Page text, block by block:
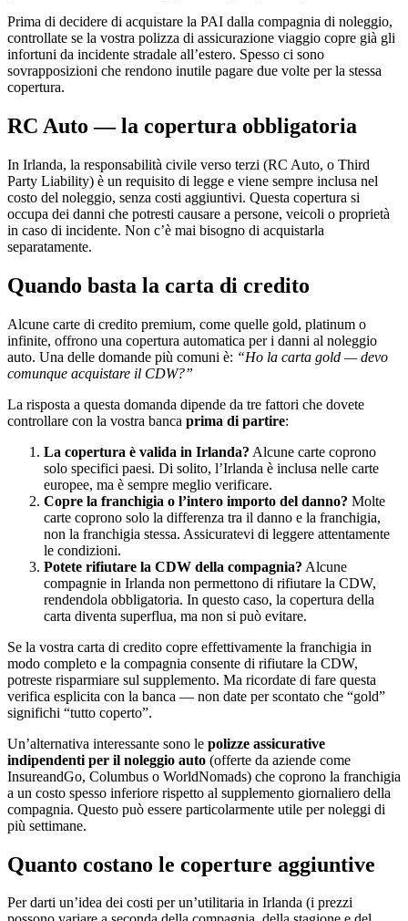
Prima di decidere di acquistare la PAI dalla compagnia di noleggio,
controllate se la vostra polizza di assicurazione viaggio copre già gli
infortuni da incidente stradale all’estero. Spesso ci sono
sovrapposizioni che rendono inutile pagare due volte per la stessa
copertura.
RC Auto — la copertura obbligatoria
In Irlanda, la responsabilità civile verso terzi (RC Auto, o Third
Party Liability) è un requisito di legge e viene sempre inclusa nel
costo del noleggio, senza costi aggiuntivi. Questa copertura si
occupa dei danni che potresti causare a persone, veicoli o proprietà
in caso di incidente. Non c’è mai bisogno di acquistarla
separatamente.
Quando basta la carta di credito
Alcune carte di credito premium, come quelle gold, platinum o
infinite, offrono una copertura automatica per i danni al noleggio
auto. Una delle domande più comuni è: “Ho la carta gold — devo
comunque acquistare il CDW?”
La risposta a questa domanda dipende da tre fattori che dovete
controllare con la vostra banca prima di partire:
La copertura è valida in Irlanda? Alcune carte coprono
solo specifici paesi. Di solito, l’Irlanda è inclusa nelle carte
europee, ma è sempre meglio verificare.
Copre la franchigia o l’intero importo del danno? Molte
carte coprono solo la differenza tra il danno e la franchigia,
non la franchigia stessa. Assicuratevi di leggere attentamente
le condizioni.
Potete rifiutare la CDW della compagnia? Alcune
compagnie in Irlanda non permettono di rifiutare la CDW,
rendendola obbligatoria. In questo caso, la copertura della
carta diventa superflua, ma non si può evitare.
Se la vostra carta di credito copre effettivamente la franchigia in
modo completo e la compagnia consente di rifiutare la CDW,
potreste risparmiare sul supplemento. Ma ricordate di fare questa
verifica esplicita con la banca — non date per scontato che “gold”
significhi “tutto coperto”.
Un’alternativa interessante sono le polizze assicurative
indipendenti per il noleggio auto (offerte da aziende come
InsureandGo, Columbus o WorldNomads) che coprono la franchigia
a un costo spesso inferiore rispetto al supplemento giornaliero della
compagnia. Questo può essere particolarmente utile per noleggi di
più settimane.
Quanto costano le coperture aggiuntive
Per darti un’idea dei costi per un’utilitaria in Irlanda (i prezzi